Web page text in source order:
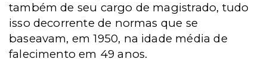
também de seu cargo de magistrado, tudo
isso decorrente de normas que se
baseavam, em 1950, na idade média de
falecimento em 49 anos.